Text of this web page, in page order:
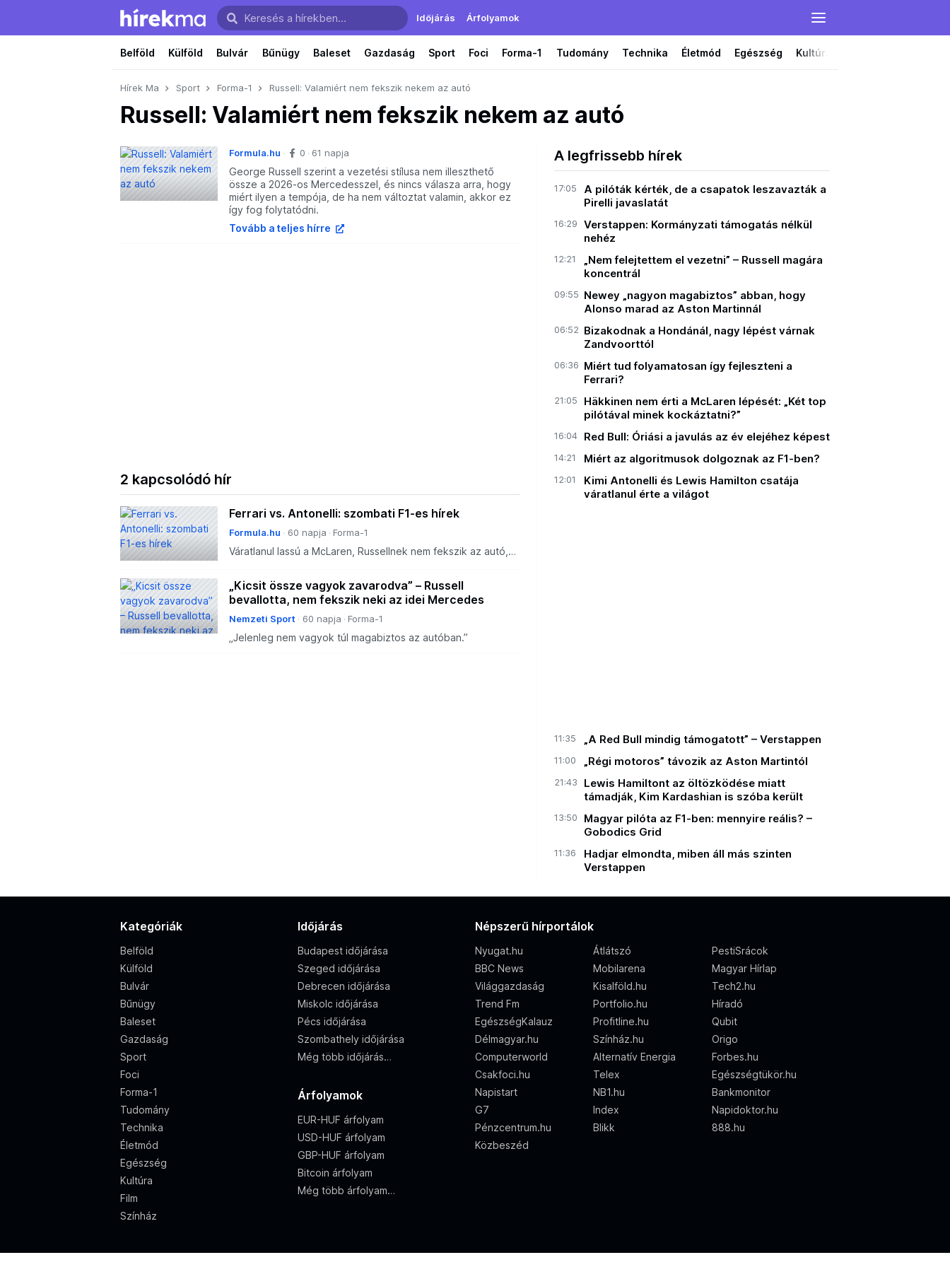
Időjárás Árfolyamok
Belföld Külföld Bulvár Bűnügy Baleset Gazdaság Sport Foci Forma-1 Tudomány Technika Életmód Egészség Kultúra
Hírek Ma Sport Forma-1 Russell: Valamiért nem fekszik nekem az autó
Russell: Valamiért nem fekszik nekem az autó
Formula.hu 0 61 napja
George Russell szerint a vezetési stílusa nem illeszthető
össze a 2026-os Mercedesszel, és nincs válasza arra, hogy
miért ilyen a tempója, de ha nem változtat valamin, akkor ez
így fog folytatódni.
Tovább a teljes hírre
2 kapcsolódó hír
Ferrari vs. Antonelli: szombati F1-es hírek
Formula.hu 60 napja Forma-1
Váratlanul lassú a McLaren, Russellnek nem fekszik az autó,
„Kicsit össze vagyok zavarodva” – Russell
bevallotta, nem fekszik neki az idei Mercedes
Nemzeti Sport 60 napja Forma-1
„Jelenleg nem vagyok túl magabiztos az autóban.”
A legfrissebb hírek
17:05
A pilóták kérték, de a csapatok leszavazták a
Pirelli javaslatát
16:29
Verstappen: Kormányzati támogatás nélkül
nehéz
12:21
„Nem felejtettem el vezetni” – Russell magára
koncentrál
09:55 Newey „nagyon magabiztos” abban, hogy
Alonso marad az Aston Martinnál
06:52 Bizakodnak a Hondánál, nagy lépést várnak
Zandvoorttól
06:36 Miért tud folyamatosan így fejleszteni a
Ferrari?
21:05
Häkkinen nem érti a McLaren lépését: „Két top
pilótával minek kockáztatni?”
16:04 Red Bull: Óriási a javulás az év elejéhez képest
14:21 Miért az algoritmusok dolgoznak az F1-ben?
12:01
Kimi Antonelli és Lewis Hamilton csatája
váratlanul érte a világot
11:35 „A Red Bull mindig támogatott” – Verstappen
11:00 „Régi motoros” távozik az Aston Martintól
21:43
Lewis Hamiltont az öltözködése miatt
támadják, Kim Kardashian is szóba került
13:50
Magyar pilóta az F1-ben: mennyire reális? –
Gobodics Grid
11:36
Hadjar elmondta, miben áll más szinten
Verstappen
Kategóriák
Belföld
Külföld
Bulvár
Bűnügy
Baleset
Gazdaság
Sport
Foci
Forma-1
Tudomány
Technika
Életmód
Egészség
Kultúra
Film
Színház
Időjárás
Budapest időjárása
Szeged időjárása
Debrecen időjárása
Miskolc időjárása
Pécs időjárása
Szombathely időjárása
Még több időjárás…
Árfolyamok
EUR-HUF árfolyam
USD-HUF árfolyam
GBP-HUF árfolyam
Bitcoin árfolyam
Még több árfolyam…
Népszerű hírportálok
Nyugat.hu Átlátszó
PestiSrácok
BBC News
Mobilarena
Magyar Hírlap
Világgazdaság
Kisalföld.hu
Tech2.hu
Trend Fm
Portfolio.hu
Híradó
EgészségKalauz
Profitline.hu
Qubit
Délmagyar.hu
Színház.hu
Origo
Computerworld
Alternatív Energia
Forbes.hu
Csakfoci.hu
Telex
Egészségtükör.hu
Napistart
NB1.hu
Bankmonitor
G7
Index
Napidoktor.hu
Pénzcentrum.hu
Blikk
888.hu
Közbeszéd